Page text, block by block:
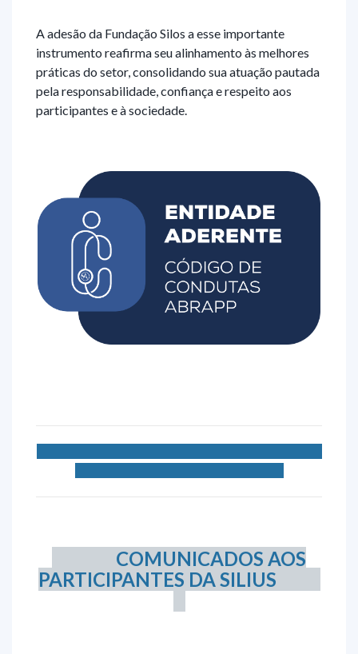
A adesão da Fundação Silos a esse importante
instrumento reafirma seu alinhamento às melhores
práticas do setor, consolidando sua atuação pautada
pela responsabilidade, confiança e respeito aos
participantes e à sociedade.
COMUNICADOS AOS
PARTICIPANTES DA SILIUS